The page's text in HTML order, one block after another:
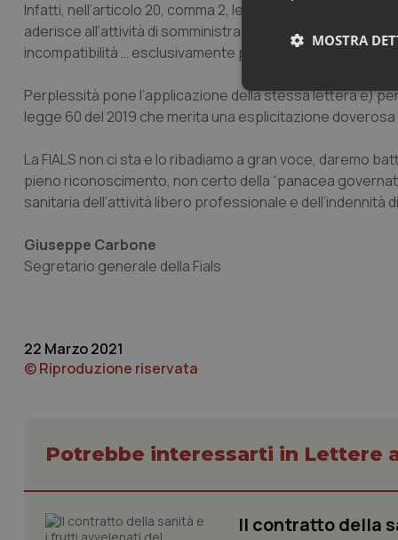
Infatti, nell’articolo 20, comma 2, lettera e), del decreto
aderisce all’attività di somministrazione dei vaccini
incompatibilità … esclusivamente per lo svolgimento
Perplessità pone l’applicazione della stessa lettera e)
legge 60 del 2019 che merita una esplicitazione doverosa
La FIALS non ci sta e lo ribadiamo a gran voce, daremo
pieno riconoscimento, non certo della “panacea
sanitaria dell’attività libero professionale e dell’indennità
Giuseppe Carbone
Segretario generale della Fials
22 Marzo 2021
© Riproduzione riservata
Potrebbe interessarti in Lettere
Il contratto della
MOSTRA
tracking-enable
tracking-sites-